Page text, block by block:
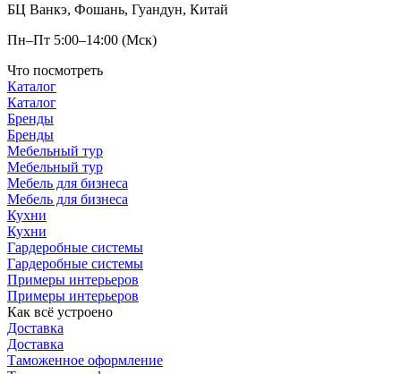
БЦ Ванкэ, Фошань, Гуандун, Китай
Пн–Пт 5:00–14:00 (Мск)
Что посмотреть
Каталог
Каталог
Бренды
Бренды
Мебельный тур
Мебельный тур
Мебель для бизнеса
Мебель для бизнеса
Кухни
Кухни
Гардеробные системы
Гардеробные системы
Примеры интерьеров
Примеры интерьеров
Как всё устроено
Доставка
Доставка
Таможенное оформление